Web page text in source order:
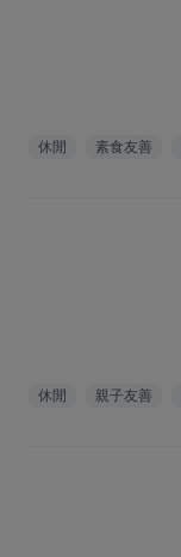
休閒 素食友善
休閒 親子友善